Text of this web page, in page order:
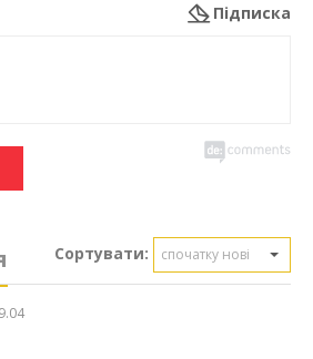
Підписка
Сортувати: спочатку нові